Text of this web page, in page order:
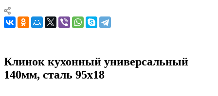
Клинок кухонный универсальный
140мм, сталь 95х18